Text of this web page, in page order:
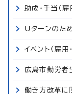
助成・手当（雇
Uターンのた
イベント（雇用
広島市勤労者
働き方改革に